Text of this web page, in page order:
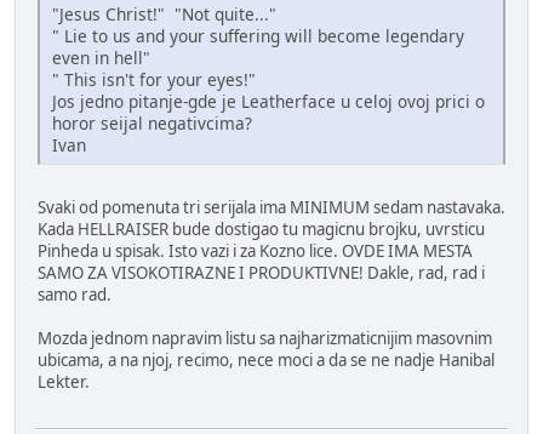
"Jesus Christ!" "Not quite..."
" Lie to us and your suffering will become legendary
even in hell"
" This isn't for your eyes!"
Jos jedno pitanje-gde je Leatherface u celoj ovoj prici o
horor seijal negativcima?
Ivan
Svaki od pomenuta tri serijala ima MINIMUM sedam nastavaka.
Kada HELLRAISER bude dostigao tu magicnu brojku, uvrsticu
Pinheda u spisak. Isto vazi i za Kozno lice. OVDE IMA MESTA
SAMO ZA VISOKOTIRAZNE I PRODUKTIVNE! Dakle, rad, rad i
samo rad.
Mozda jednom napravim listu sa najharizmaticnijim masovnim
ubicama, a na njoj, recimo, nece moci a da se ne nadje Hanibal
Lekter.